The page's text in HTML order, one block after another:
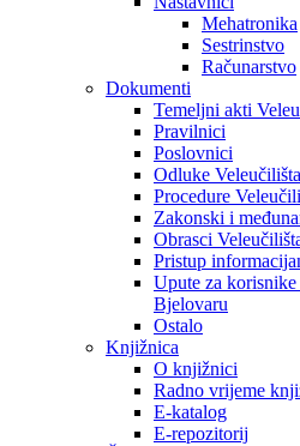
Mehatronika
Sestrinstvo
Računarstvo
Dokumenti
Temeljni akti
Pravilnici
Poslovnici
Odluke
Procedure
Zakonski i
Obrasci
Pristup
Upute za
Bjelovaru
Ostalo
Knjižnica
O knjižnici
Radno vrijeme
E-katalog
E-repozitorij